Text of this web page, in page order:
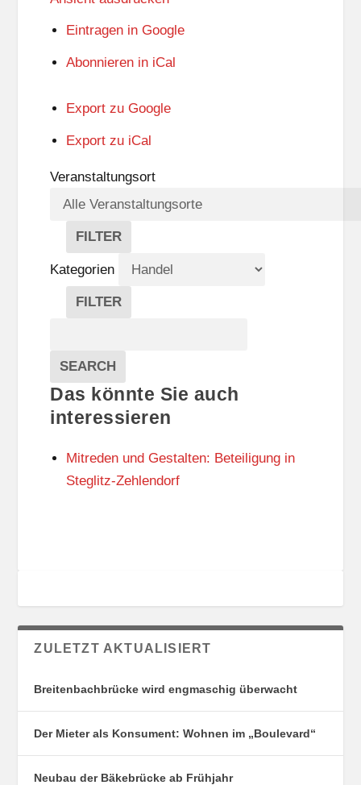
Eintragen in Google
Abonnieren in iCal
Export zu Google
Export zu iCal
Veranstaltungsort
FILTER
V
E
R
A
A
L
T
U
N
S
O
Kategorien
FILTER
E
G
O
R
N
Veranstaltungen
SEARCH
Das könnte Sie auch
interessieren
Mitreden und Gestalten: Beteiligung in
Steglitz-Zehlendorf
ZULETZT AKTUALISIERT
Breitenbachbrücke wird engmaschig überwacht
Der Mieter als Konsument: Wohnen im „Boulevard“
Neubau der Bäkebrücke ab Frühjahr